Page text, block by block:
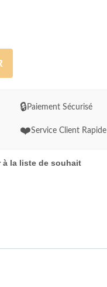
🔒Paiement Sécurisé
❤️Service Client Rapide
à la liste de souhait